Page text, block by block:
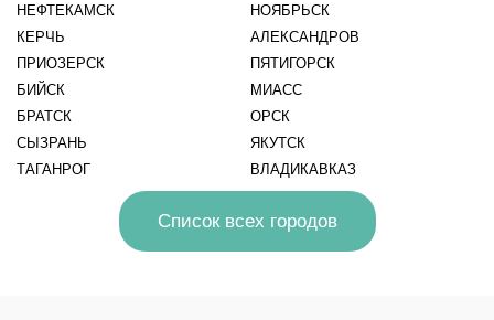
НЕФТЕКАМСК
НОЯБРЬСК
КЕРЧЬ
АЛЕКСАНДРОВ
ПРИОЗЕРСК
ПЯТИГОРСК
БИЙСК
МИАСС
БРАТСК
ОРСК
СЫЗРАНЬ
ЯКУТСК
ТАГАНРОГ
ВЛАДИКАВКАЗ
Список всех городов